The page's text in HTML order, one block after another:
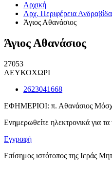
Αρχική
Αρχ. Περιφέρεια
Άγιος Αθανάσιος
Άγιος Αθανάσιος
27053
ΛΕΥΚΟΧΩΡΙ
2623041668
ΕΦΗΜΕΡΙΟΙ: π. Αθανάσιος
Ενημερωθείτε ηλεκτρονικά για τα
Εγγραφή
Επίσημος ιστότοπος της Ιεράς